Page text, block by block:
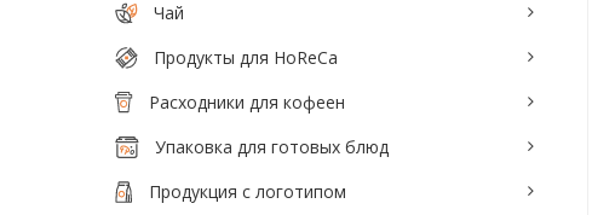
Прайс-листы
Чай
Продукты для HoReCa
Расходники для кофеен
Упаковка для готовых блюд
Продукция с логотипом